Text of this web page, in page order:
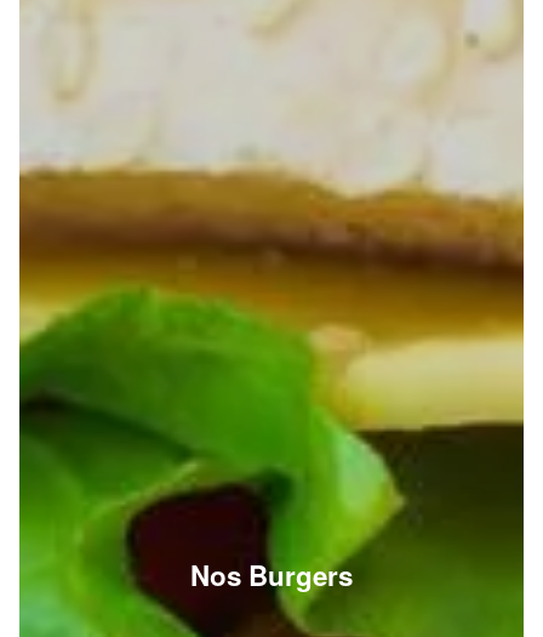
Nos Burgers